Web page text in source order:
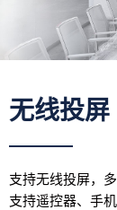
无线投
支持无线投屏，
支持遥控器、手